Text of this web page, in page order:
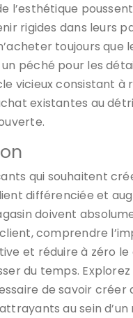
l’esthétique
rigides dans leurs
toujours que
un péché pour les
vicieux consistant à
existantes au
qui souhaitent
différenciée et
doivent
comprendre
et réduire à zéro le
du temps. Explorez
de savoir créer
au sein d’un